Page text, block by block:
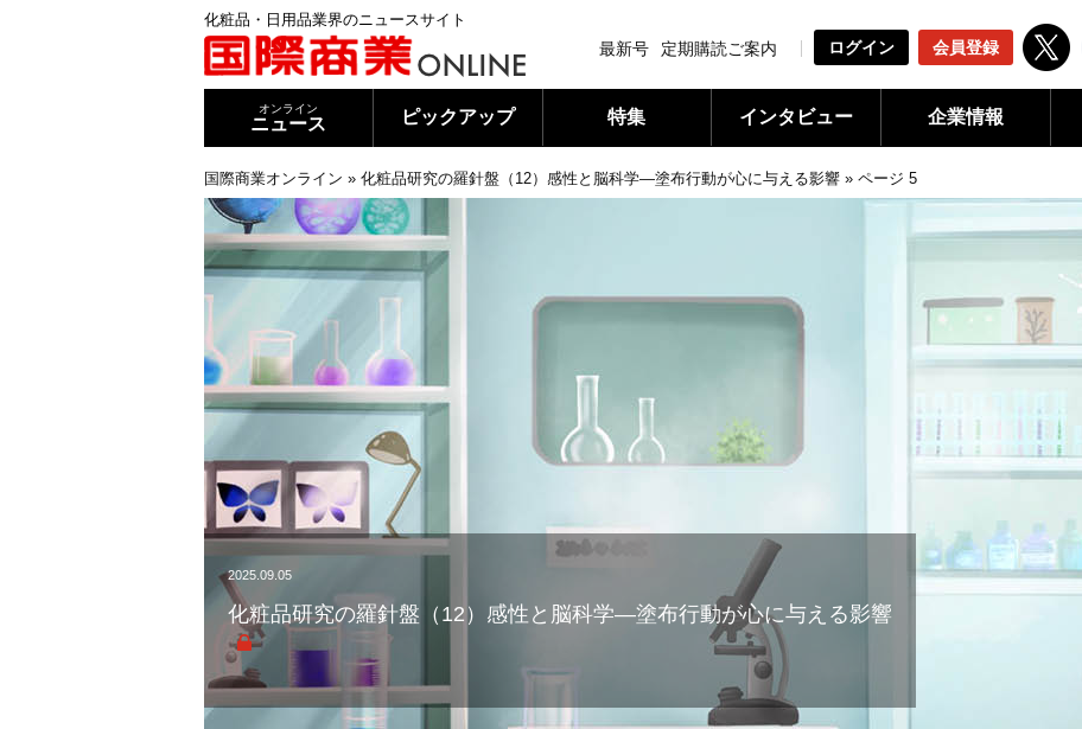
化粧品・日用品業界のニュースサイト
最新号 定期購読ご案内 ログイン 会員登録
オンライン
ニュース ピックアップ 特集 インタビュー 企業情報
国際商業オンライン » 化粧品研究の羅針盤（12）感性と脳科学―塗布行動が心に与える影響 » ページ 5
2025.09.05
化粧品研究の羅針盤（12）感性と脳科学―塗布行動が心に与える影響